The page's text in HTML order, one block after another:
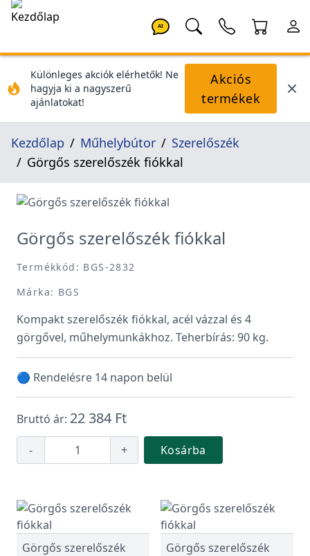
AI
Különleges akciók elérhetők! Ne
hagyja ki a nagyszerű
ajánlatokat!
Akciós
termékek
Kezdőlap Műhelybútor
Szerelőszék
Görgős szerelőszék fiókkal
Görgős szerelőszék fiókkal
Termékkód: BGS-2832
Márka: BGS
Kompakt szerelőszék fiókkal, acél vázzal és 4
görgővel, műhelymunkákhoz. Teherbírás: 90 kg.
🔵 Rendelésre 14 napon belül
Bruttó ár: 22 384 Ft
- + Kosárba
Görgős szerelőszék
Görgős szerelőszék